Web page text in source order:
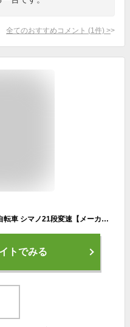
全てのおすすめコメント (1 件) >
【大幅値下げセール】ロードバイク 自転車 シマノ21段変速【メーカー直営店】27インチ相当 700C 700×28C 軽量 アルミフレーム Tourney ターニー アヘッドステム ロードレーサー 街乗り ストリート おしゃれ スポーツバイク カノーバー ウラノス CANOVER CAR-015 UARNOS
トでみる